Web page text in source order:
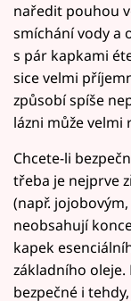
naředit pouhou
smíchání vody a
s pár kapkami
sice velmi
způsobí spíše
lázni může
Chcete-li
třeba je nejprve
(např.
neobsahují
kapek
základního oleje.
bezpečné i